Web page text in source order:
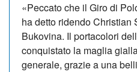
«Peccato che il Giro di
ha detto ridendo Christian
Bukovina. Il portacolori
conquistato la maglia
generale, grazie a una